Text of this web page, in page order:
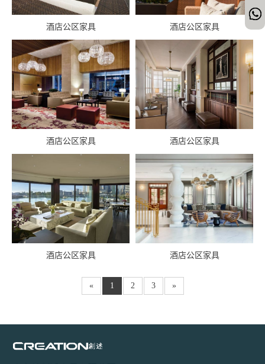
酒店公区家具 酒店公区家具
酒店公区家具 酒店公区家具
酒店公区家具 酒店公区家具
« 1 2 3 »